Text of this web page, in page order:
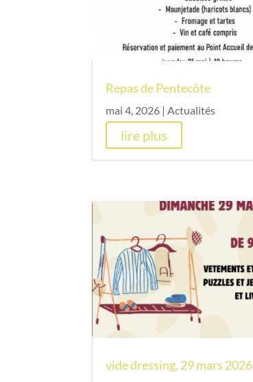
Repas de Pentecôte
mai 4, 2026 |Actualités
lire plus
vide dressing, 29 mars 2026